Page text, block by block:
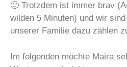
🙂 Trotzdem ist immer brav
wilden 5 Minuten) und wir
unserer Familie dazu zählen
Im folgenden möchte Maira